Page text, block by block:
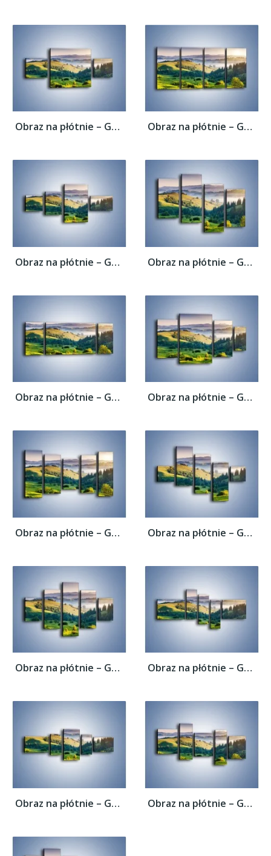
Obraz na płótnie – Górska polana z lotu... Obraz na płótnie – Górska polana z lotu...
Obraz na płótnie – Górska polana z lotu... Obraz na płótnie – Górska polana z lotu...
Obraz na płótnie – Górska polana z lotu... Obraz na płótnie – Górska polana z lotu...
Obraz na płótnie – Górska polana z lotu... Obraz na płótnie – Górska polana z lotu...
Obraz na płótnie – Górska polana z lotu... Obraz na płótnie – Górska polana z lotu...
Obraz na płótnie – Górska polana z lotu... Obraz na płótnie – Górska polana z lotu...